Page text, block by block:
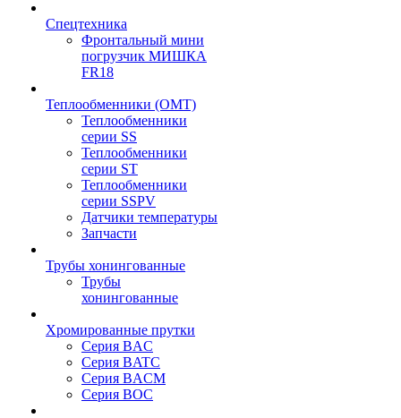
Спецтехника
Фронтальный мини
погрузчик МИШКА
FR18
Теплообменники (OMT)
Теплообменники
серии SS
Теплообменники
серии ST
Теплообменники
серии SSPV
Датчики температуры
Запчасти
Трубы хонингованные
Трубы
хонингованные
Хромированные прутки
Серия BAC
Серия BATC
Серия BACM
Серия BOC